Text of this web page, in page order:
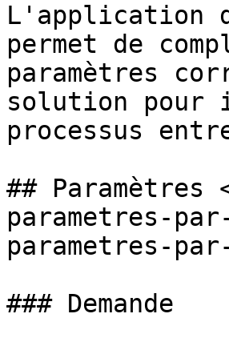
L'application de
permet de
paramètres
solution pour
processus
##
parametres-
parametres-
### Demande